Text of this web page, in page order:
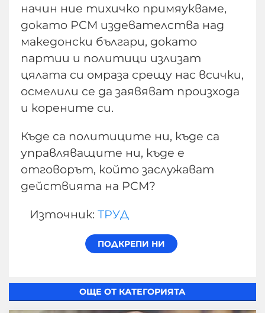
начин ние тихичко примяукваме,
докато РСМ издевателства над
македонски българи, докато
партии и политици излизат
цялата си омраза срещу нас всички,
осмелили се да заявяват произхода
и корените си.
Къде са политиците ни, къде са
управляващите ни, къде е
отговорът, който заслужават
действията на РСМ?
Източник: ТРУД
ОЩЕ ОТ КАТЕГОРИЯТА